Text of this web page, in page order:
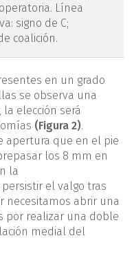
Línea
signo de C;
coalición.
en un grado
se observa una
elección será
(Figura 2).
apertura que en el pie
los 8 mm en
la
persistir el valgo tras
necesitamos abrir una
por realizar una doble
medial del